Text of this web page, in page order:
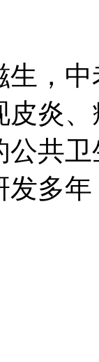
中
皮炎
公共
发多年